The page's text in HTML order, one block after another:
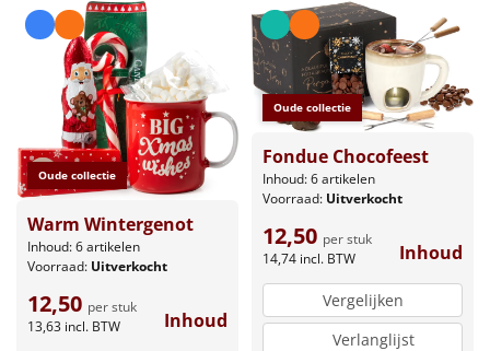
Oude collectie
Warm Wintergenot
Inhoud: 6 artikelen
Voorraad: Uitverkocht
12,50 per stuk
13,63 incl. BTW Inhoud
Oude collectie
Fondue Chocofeest
Inhoud: 6 artikelen
Voorraad: Uitverkocht
12,50 per stuk
14,74 incl. BTW Inhoud
Vergelijken
Verlanglijst